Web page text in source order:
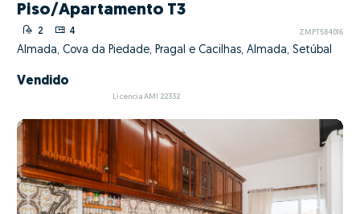
Piso/Apartamento T3
2 4 ZMPT584016
Almada, Cova da Piedade, Pragal e Cacilhas, Almada, Setúbal
Vendido
Licencia AMI 22332